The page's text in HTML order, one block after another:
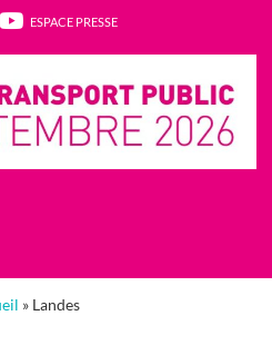
ESPACE PRESSE
» Landes